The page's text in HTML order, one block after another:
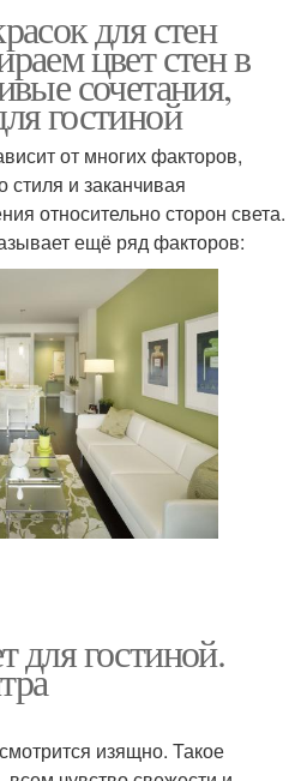
для стен
цвет стен в
сочетания,
гостиной
от многих факторов,
стиля и заканчивая
относительно сторон света.
ещё ряд факторов:
для гостиной.
изящно. Такое